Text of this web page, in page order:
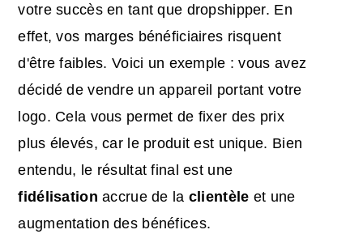
votre succès en tant que dropshipper. En
effet, vos marges bénéficiaires risquent
d'être faibles. Voici un exemple : vous avez
décidé de vendre un appareil portant votre
logo. Cela vous permet de fixer des prix
plus élevés, car le produit est unique. Bien
entendu, le résultat final est une
fidélisation accrue de la clientèle et une
augmentation des bénéfices.